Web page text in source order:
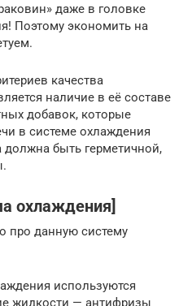
даже в головке
Поэтому экономить на
качества
наличие в её составе
добавок, которые
в системе охлаждения
должна быть герметичной,
охлаждения]
про данную систему
используются
жидкости — антифризы